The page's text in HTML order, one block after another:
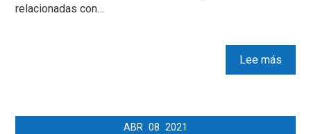
relacionadas con…
Lee más
ABR 08 2021